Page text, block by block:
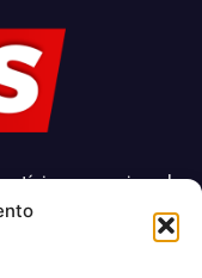
e um jornal
sobre a cidade do
abrangente e